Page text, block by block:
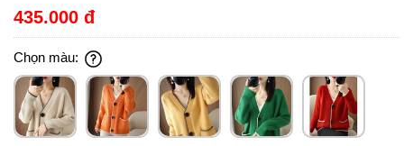
435.000 đ
Chọn màu: